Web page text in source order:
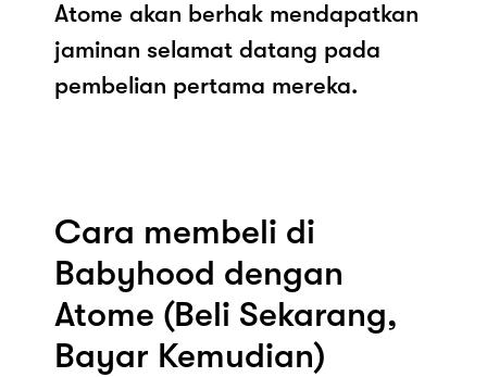
Atome akan berhak mendapatkan
jaminan selamat datang pada
pembelian pertama mereka.
Cara membeli di
Babyhood dengan
Atome (Beli Sekarang,
Bayar Kemudian)